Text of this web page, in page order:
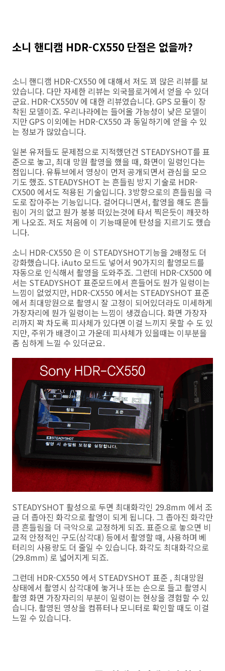
소니 핸디캠 HDR-CX550 단점은 없을까?
소니 핸디캠 HDR-CX550 에 대해서 저도 꾀 많은 리뷰를 보
았습니다. 다만 자세한 리뷰는 외국블로거에서 얻을 수 있더
군요. HDR-CX550V 에 대한 리뷰였습니다. GPS 모듈이 장
착된 모델이죠. 우리나라에는 들어올 가능성이 낮은 모델이
지만 GPS 이외에는 HDR-CX550 과 동일하기에 얻을 수 있
는 정보가 많았습니다.
일본 유저들도 문제점으로 지적했던건 STEADYSHOT를 표
준으로 놓고, 최대 망원 촬영을 했을 때, 화면이 일렁인다는
점입니다. 유튜브에서 영상이 먼저 공개되면서 관심을 모으
기도 했죠. STEADYSHOT 는 흔들림 방지 기술로 HDR-
CX500 에서도 적용된 기술입니다. 3방향으로의 흔들림을 극
도로 잡아주는 기능입니다. 걸어다니면서, 촬영을 해도 흔들
림이 거의 없고 뭔가 붕붕 떠있는것에 타서 찍은듯이 깨끗하
게 나오죠. 저도 처음에 이 기능때문에 탄성을 지르기도 했습
니다.
소니 HDR-CX550 은 이 STEADYSHOT기능을 2배정도 더
강화했습니다. iAuto 모드도 넣어서 90가지의 촬영모드를
자동으로 인식해서 촬영을 도와주죠. 그런데 HDR-CX500 에
서는 STEADYSHOT 표준모드에서 흔들어도 뭔가 일렁이는
느낌이 없었지만, HDR-CX550 에서는 STEADYSHOT 표준
에서 최대망원으로 촬영시 잘 고정이 되어있더라도 미세하게
가장자리에 뭔가 일렁이는 느낌이 생겼습니다. 화면 가장자
리까지 꽉 차도록 피사체가 있다면 이걸 느끼지 못할 수 도 있
지만, 주위가 배경이고 가운데 피사체가 있을때는 이부분을
좀 심하게 느낄 수 있더군요.
STEADYSHOT 활성으로 두면 최대화각인 29.8mm 에서 조
금 더 좁아진 화각으로 촬영이 되게 됩니다. 그 좁아진 화각만
큼 흔들림을 더 극악으로 교정하게 되죠. 표준으로 놓으면 비
교적 안정적인 구도(삼각대) 등에서 촬영할 때, 사용하며 베
터리의 사용량도 더 줄일 수 있습니다. 화각도 최대화각으로
(29.8mm) 로 넓어지게 되죠.
그런데 HDR-CX550 에서 STEADYSHOT 표준 , 최대망원
상태에서 촬영시 삼각대에 놓거나 또는 손으로 들고 촬영시
촬영 화면 가장자리의 부분이 일렁이는 현상을 경험할 수 있
습니다. 촬영된 영상을 컴퓨터나 모니터로 확인할 때도 이걸
느낄 수 있습니다.